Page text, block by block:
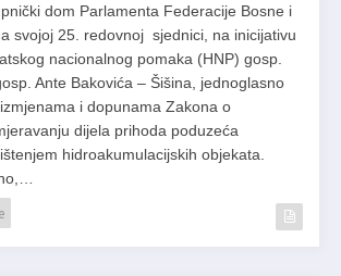
dom Parlamenta Federacije Bosne i
svojoj 25. redovnoj sjednici, na inicijativu
nacionalnog pomaka (HNP) gosp.
Ante Bakovića – Šišina, jednoglasno
i dopunama Zakona o
dijela prihoda poduzeća
hidroakumulacijskih objekata.